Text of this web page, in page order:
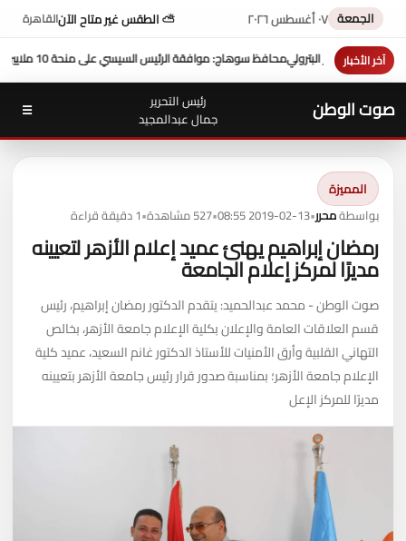
الجمعة ٠٧ أغسطس ٢٠٢٦ ⛅ الطقس غير متاح الآنالقاهرة
آخر الأخبار
بمشاركة محافظ سوهاج ملايين دولار تعزز التنمية بالمحافظة
صوت الوطن
رئيس التحرير
جمال عبدالمجيد
☰
المميزة
بواسطةمحرر•
2019-02-13 08:55
•527 مشاهدة •1 دقيقة قراءة
رمضان إبراهيم يهنئ عميد إعلام الأزهر لتعيينه
مديرًا لمركز إعلام الجامعة
صوت الوطن - محمد عبدالحميد: يتقدم الدكتور رمضان إبراهيم، رئيس
قسم العلاقات العامة والإعلان بكلية الإعلام جامعة الأزهر، بخالص
التهاني القلبية وأرق الأمنيات للأستاذ الدكتور غانم السعيد، عميد كلية
الإعلام جامعة الأزهر؛ بمناسبة صدور قرار رئيس جامعة الأزهر بتعيينه
مديرًا للمركز الإعل